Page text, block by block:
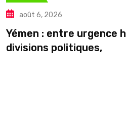
août 6, 2026
Yémen : entre urgence
divisions politiques,